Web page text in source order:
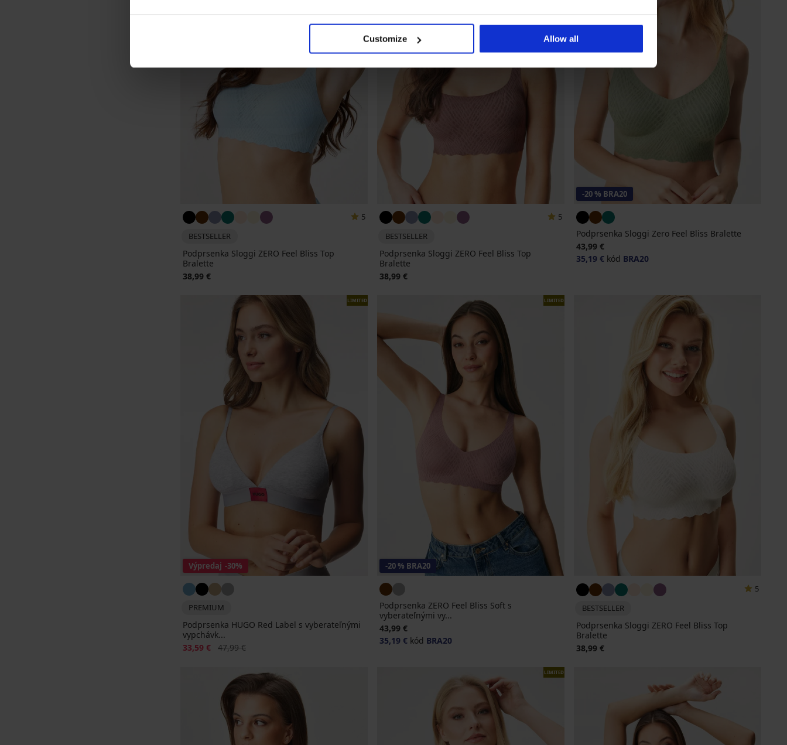
Customize Allow all
5
BESTSELLER
Podprsenka Sloggi ZERO Feel Bliss Top
Bralette
38,99 €
5
BESTSELLER
Podprsenka Sloggi ZERO Feel Bliss Top
Bralette
38,99 €
-20 % BRA20
Podprsenka Sloggi Zero Feel Bliss Bralette
43,99 €
35,19 €kód BRA20
LIMITED
Výpredaj -30%
PREMIUM
Podprsenka HUGO Red Label s vyberateľnými
vypchávk...
Zľava
33,59 € Pôvodná cena
47,99 €
LIMITED
-20 % BRA20
Podprsenka ZERO Feel Bliss Soft s
vyberateľnými vy...
43,99 €
35,19 €kód BRA20
5
BESTSELLER
Podprsenka Sloggi ZERO Feel Bliss Top
Bralette
38,99 €
LIMITED